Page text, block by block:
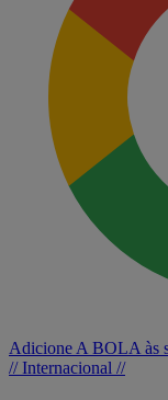
Adicione A BOLA às
// Internacional //